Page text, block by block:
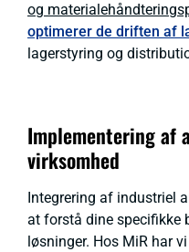
og
optimerer de driften af
lagerstyring og
Implementering af
virksomhed
Integrering af industriel
at forstå dine specifikke
løsninger. Hos MiR har